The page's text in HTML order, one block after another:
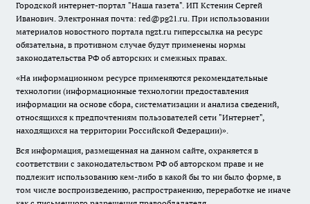
Городской интернет-портал "Наша газета". ИП Кстенин Сергей
Иванович. Электронная почта: red@pg21.ru. При использовании
материалов новостного портала ngzt.ru гиперссылка на ресурс
обязательна, в противном случае будут применены нормы
законодательства РФ об авторских и смежных правах.
«На информационном ресурсе применяются рекомендательные
технологии (информационные технологии предоставления
информации на основе сбора, систематизации и анализа сведений,
относящихся к предпочтениям пользователей сети "Интернет",
находящихся на территории Российской Федерации)».
Вся информация, размещенная на данном сайте, охраняется в
соответствии с законодательством РФ об авторском праве и не
подлежит использованию кем-либо в какой бы то ни было форме, в
том числе воспроизведению, распространению, переработке не иначе